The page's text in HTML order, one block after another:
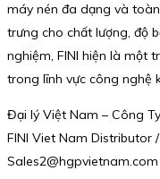
máy nén đa dạng và
trưng cho chất lượng, độ
nghiệm, FINI hiện là một
trong lĩnh vực công nghệ
Đại lý Việt Nam – Công
FINI Viet Nam Distributor
Sales2@hgpvietnam.com